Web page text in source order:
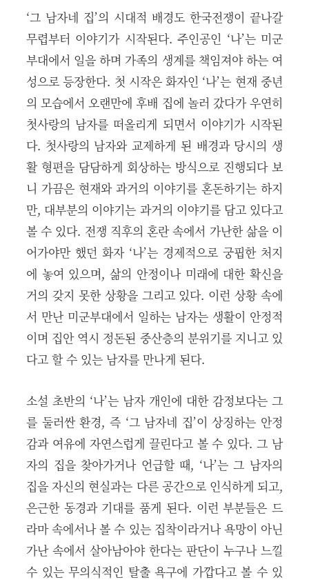
‘그 남자네 집’의 시대적 배경도 한국전쟁이 끝나갈
무렵부터 이야기가 시작된다. 주인공인 ‘나’는 미군
부대에서 일을 하며 가족의 생계를 책임져야 하는 여
성으로 등장한다. 첫 시작은 화자인 ‘나’는 현재 중년
의 모습에서 오랜만에 후배 집에 놀러 갔다가 우연히
첫사랑의 남자를 떠올리게 되면서 이야기가 시작된
다. 첫사랑의 남자와 교제하게 된 배경과 당시의 생
활 형편을 담담하게 회상하는 방식으로 진행되다 보
니 가끔은 현재와 과거의 이야기를 혼돈하기는 하지
만, 대부분의 이야기는 과거의 이야기를 담고 있다고
볼 수 있다. 전쟁 직후의 혼란 속에서 가난한 삶을 이
어가야만 했던 화자 ‘나’는 경제적으로 궁핍한 처지
에 놓여 있으며, 삶의 안정이나 미래에 대한 확신을
거의 갖지 못한 상황을 그리고 있다. 이런 상황 속에
서 만난 미군부대에서 일하는 남자는 생활이 안정적
이며 집안 역시 정돈된 중산층의 분위기를 지니고 있
다고 할 수 있는 남자를 만나게 된다.
소설 초반의 ‘나’는 남자 개인에 대한 감정보다는 그
를 둘러싼 환경, 즉 ‘그 남자네 집’이 상징하는 안정
감과 여유에 자연스럽게 끌린다고 볼 수 있다. 그 남
자의 집을 찾아가거나 언급할 때, ‘나’는 그 남자의
집을 자신의 현실과는 다른 공간으로 인식하게 되고,
은근한 동경과 기대를 품게 된다. 이런 부분들은 드
라마 속에서나 볼 수 있는 집착이라거나 욕망이 아닌
가난 속에서 살아남아야 한다는 판단이 누구나 느낄
수 있는 무의식적인 탈출 욕구에 가깝다고 볼 수 있